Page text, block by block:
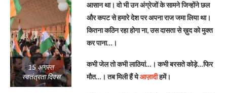
15 अगस्त
स्वतंत्रता दिवस
आसान था। वो भी उन अंग्रेजों के सामने जिन्होंने छल
और कपट से हमारे देश पर अपना राज जमा लिया था।
कितना कठिन रहा होगा ना, उस दासता से ख़ुद को मुक्त
कर पाना…।
कभी जेल तो कभी लाठियां…। कभी बरसते कोड़े…फिर
मौत…। तब मिली हैं येआज़ादीहमें।